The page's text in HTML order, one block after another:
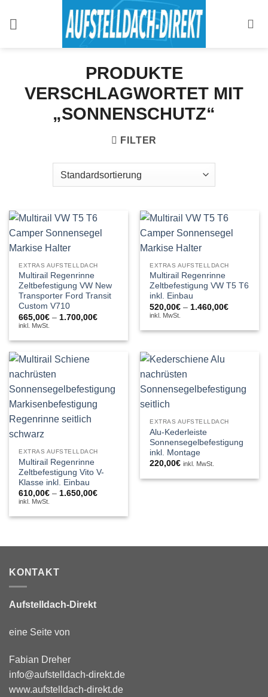
Inhalt
PRODUKTE
VERSCHLAGWORTET MIT
„SONNENSCHUTZ“
FILTER
EXTRAS AUFSTELLDACH
Multirail Regenrinne
Zeltbefestigung VW New
Transporter Ford Transit
Custom V710
665,00€ – 1.700,00€Preisspanne:
1.700,00€
inkl. MwSt.
EXTRAS AUFSTELLDACH
Multirail Regenrinne
Zeltbefestigung VW T5 T6
inkl. Einbau
520,00€ – 1.460,00€
1.460,00€
inkl. MwSt.
EXTRAS AUFSTELLDACH
Multirail Regenrinne
Zeltbefestigung Vito V-
Klasse inkl. Einbau
610,00€ – 1.650,00€Preisspanne:
1.650,00€
inkl. MwSt.
EXTRAS AUFSTELLDACH
Alu-Kederleiste
Sonnensegelbefestigung
inkl. Montage
220,00€ inkl. MwSt.
KONTAKT
Aufstelldach-Direkt
eine Seite von
Fabian Dreher
info@aufstelldach-direkt.de
www.aufstelldach-direkt.de